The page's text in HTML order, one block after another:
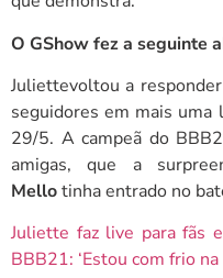
O GShow fez a seguinte
Juliettevoltou a
seguidores em mais uma
29/5. A campeã do
amigas, que a
Mellotinha entrado no
Juliette faz live para fãs
BBB21: ‘Estou com frio na